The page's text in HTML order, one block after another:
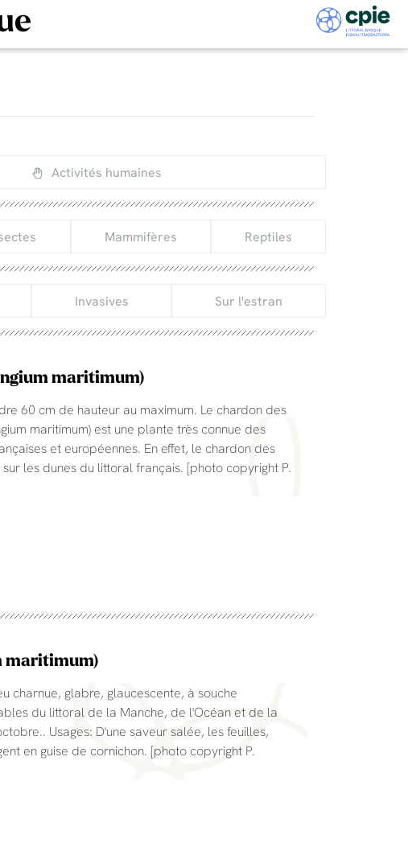
Activités humaines
Mammifères Reptiles
Invasives Sur l'estran
maritimum)
60 cm de hauteur au maximum. Le chardon des
maritimum) est une plante très connue des
et européennes. En effet, le chardon des
les dunes du littoral français. [photo copyright P.
maritimum)
charnue, glabre, glaucescente, à souche
du littoral de la Manche, de l'Océan et de la
Usages: D'une saveur salée, les feuilles,
en guise de cornichon. [photo copyright P.